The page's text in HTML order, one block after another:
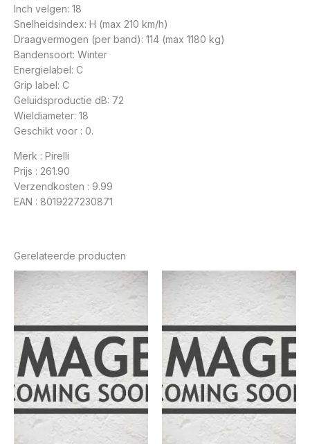
Inch velgen: 18
Snelheidsindex: H (max 210 km/h)
Draagvermogen (per band): 114 (max 1180 kg)
Bandensoort: Winter
Energielabel: C
Grip label: C
Geluidsproductie dB: 72
Wieldiameter: 18
Geschikt voor : 0.
Merk : Pirelli
Prijs : 261.90
Verzendkosten : 9.99
EAN : 8019227230871
Gerelateerde producten